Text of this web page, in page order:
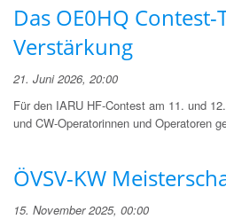
Das OE0HQ
Verstärkung
21. Juni 2026, 20:00
Für den IARU HF-Contest am 11. und
und CW-Operatorinnen und Operatoren
ÖVSV-KW
15. November 2025, 00:00